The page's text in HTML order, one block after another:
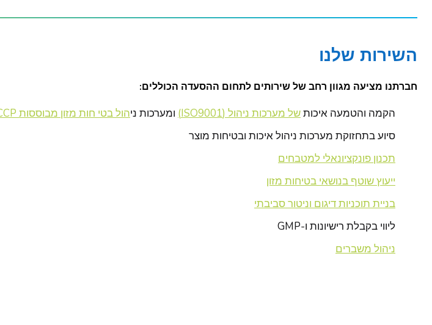
השירות שלנו
חברתנו מציעה מגוון רחב של שירותים לתחום ההסעדה הכוללים:
הקמה והטמעה איכותשל מערכות ניהול (ISO9001ׂ) ומערכות ניהול בטי חות מזון מבוססות HACCP
סיוע בתחזוקת מערכות ניהול איכות ובטיחות מוצר
תכנון פונקציונאלי למטבחים
ייעוץ שוטף בנושאי בטיחות מזון
בניית תוכניות דיגום וניטור סביבתי
ליווי בקבלת רישיונות ו-GMP
ניהול משברים